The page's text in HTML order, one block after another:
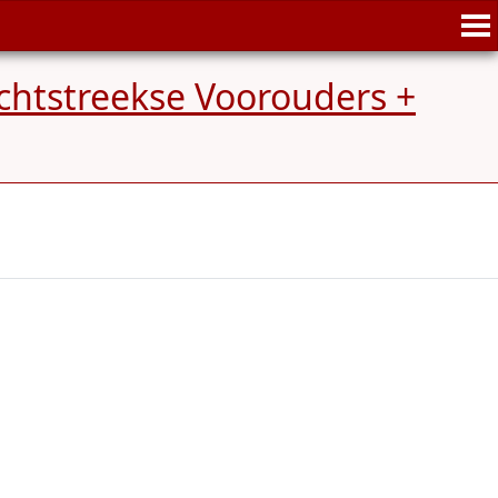
Voorouders +